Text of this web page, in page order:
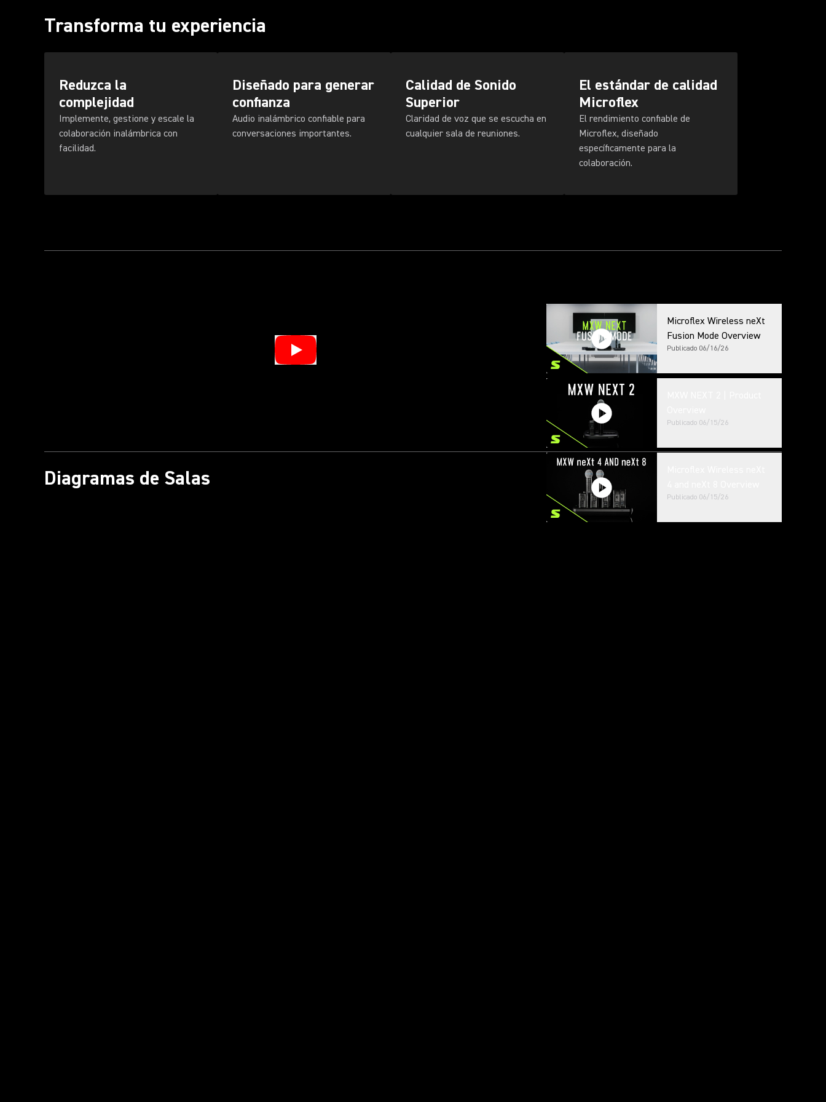
Transforma tu experiencia
Reduzca la
complejidad
Implemente, gestione y escale la
colaboración inalámbrica con
facilidad.
Diseñado para generar
confianza
Audio inalámbrico confiable para
conversaciones importantes.
Calidad de Sonido
Superior
Claridad de voz que se escucha en
cualquier sala de reuniones.
El estándar de calidad
Microflex
El rendimiento confiable de
Microflex, diseñado
específicamente para la
colaboración.
Microflex Wireless neXt
Fusion Mode Overview
Publicado 06/16/26
Publicado 06/15/26
Publicado 06/15/26
Diagramas de Salas